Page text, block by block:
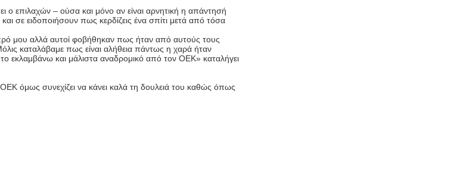
επιλαχών – ούσα και μόνο αν είναι αρνητική η απάντησή
σε ειδοποιήσουν πως κερδίζεις ένα σπίτι μετά από τόσα
μου αλλά αυτοί φοβήθηκαν πως ήταν από αυτούς τους
καταλάβαμε πως είναι αλήθεια πάντως η χαρά ήταν
εκλαμβάνω και μάλιστα αναδρομικό από τον ΟΕΚ» καταλήγει
όμως συνεχίζει να κάνει καλά τη δουλειά του καθώς όπως